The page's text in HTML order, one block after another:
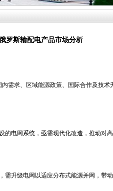
罗斯输配电产品市场分析
需求、区域能源政策、国际合作及技术
电网系统，亟需现代化改造，推动对
需升级电网以适应分布式能源并网，带